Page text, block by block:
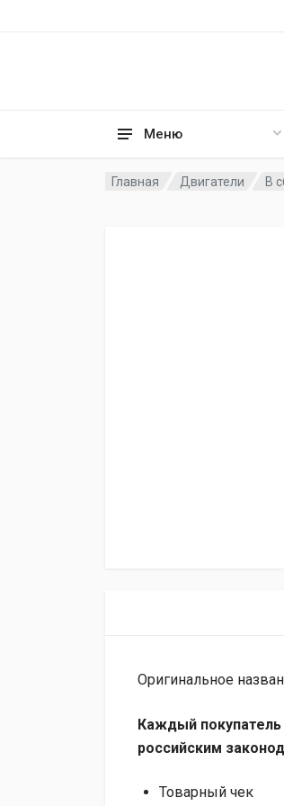
Меню
Главная Двигатели В
Оригинальное
Каждый покупатель
российским
Товарный чек